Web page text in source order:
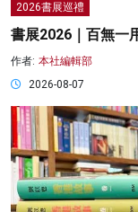
2026書展巡禮
書展2026｜百無一
作者: 本社編輯部
2026-08-07